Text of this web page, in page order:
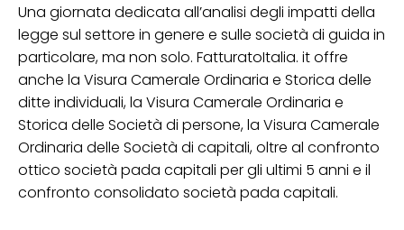
Una giornata dedicata all’analisi degli impatti della
legge sul settore in genere e sulle società di guida in
particolare, ma non solo. FatturatoItalia. it offre
anche la Visura Camerale Ordinaria e Storica delle
ditte individuali, la Visura Camerale Ordinaria e
Storica delle Società di persone, la Visura Camerale
Ordinaria delle Società di capitali, oltre al confronto
ottico società pada capitali per gli ultimi 5 anni e il
confronto consolidato società pada capitali.